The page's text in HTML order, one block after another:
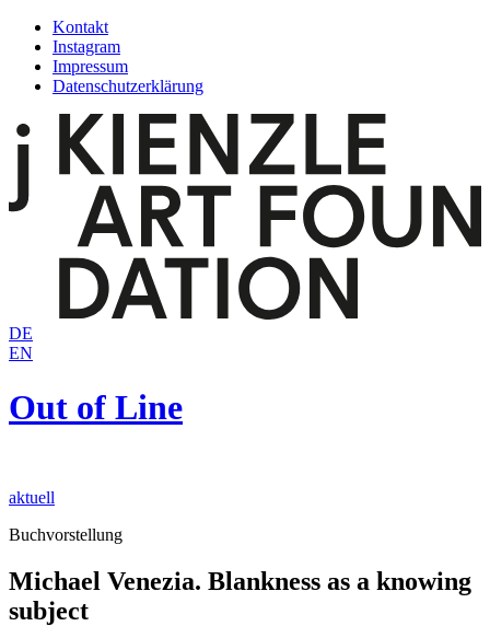
Zum
Inhalt
springen
Kontakt
Instagram
Impressum
Datenschutzerklärung
DE
EN
Out of Line
aktuell
Buchvorstellung
Michael Venezia. Blankness as a knowing
subject